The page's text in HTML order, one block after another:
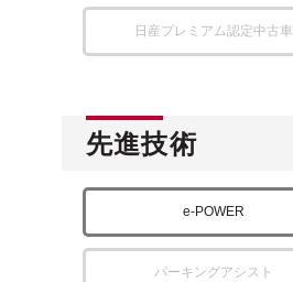
日産プレミアム認定中古車
先進技術
e-POWER
パーキングアシスト